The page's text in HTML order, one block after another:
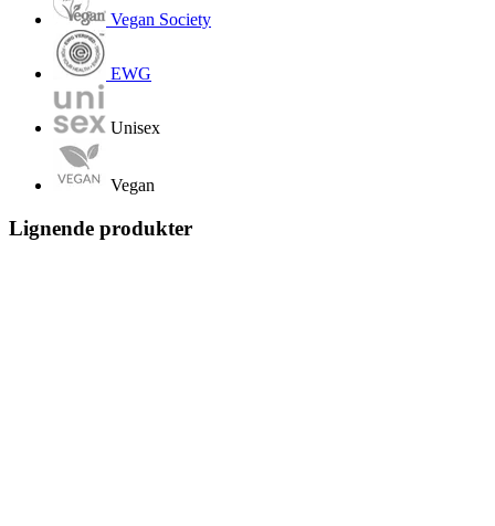
Vegan Society
EWG
Unisex
Vegan
Lignende produkter